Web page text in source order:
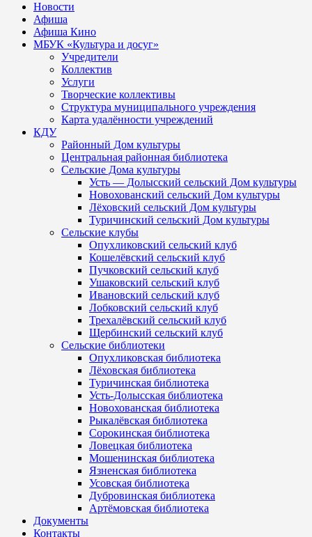
Новости
Афиша
Афиша Кино
МБУК «Культура и досуг»
Учредители
Коллектив
Услуги
Творческие коллективы
Структура муниципального учреждения
Карта удалённости учреждений
КДУ
Районный Дом культуры
Центральная районная библиотека
Сельские Дома культуры
Усть — Долысский сельский Дом культуры
Новохованский сельский Дом культуры
Лёховский сельский Дом культуры
Туричинский сельский Дом культуры
Сельские клубы
Опухликовский сельский клуб
Кошелёвский сельский клуб
Пучковский сельский клуб
Ушаковский сельский клуб
Ивановский сельский клуб
Лобковский сельский клуб
Трехалёвский сельский клуб
Щербинский сельский клуб
Сельские библиотеки
Опухликовская библиотека
Лёховская библиотека
Туричинская библиотека
Усть-Долысская библиотека
Новохованская библиотека
Рыкалёвская библиотека
Сорокинская библиотека
Ловецкая библиотека
Мошенинская библиотека
Язненская библиотека
Усовская библиотека
Дубровинская библиотека
Артёмовская библиотека
Документы
Контакты